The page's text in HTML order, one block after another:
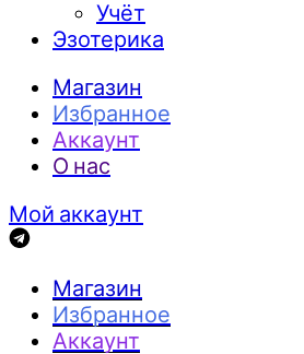
Учёт
Эзотерика
Магазин
Избранное
Аккаунт
О нас
Мой аккаунт
Магазин
Избранное
Аккаунт